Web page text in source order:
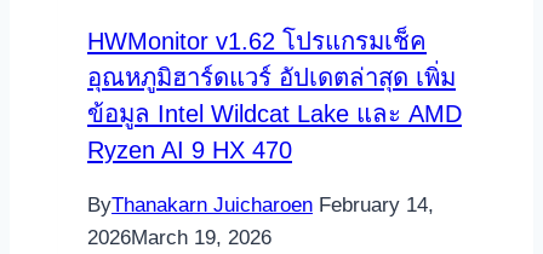
HWMonitor v1.62 โปรแกรมเช็ค
อุณหภูมิฮาร์ดแวร์ อัปเดตล่าสุด เพิ่ม
ข้อมูล Intel Wildcat Lake และ AMD
Ryzen AI 9 HX 470
ByThanakarn Juicharoen February 14,
2026March 19, 2026